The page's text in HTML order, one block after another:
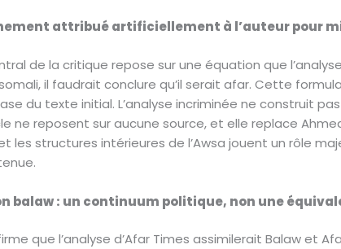
attribué artificiellement à l’auteur pour
de la critique repose sur une équation que
il faudrait conclure qu’il serait afar. Cette
du texte initial. L’analyse incriminée ne construit
ne reposent sur aucune source, et elle replace
les structures intérieures de l’Awsa jouent un rôle
balaw : un continuum politique, non une
que l’analyse d’Afar Times assimilerait Balaw et